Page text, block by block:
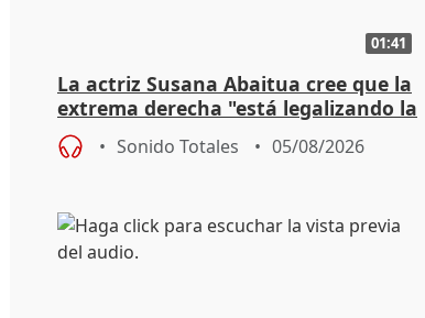
01:41
La actriz Susana Abaitua cree que la
extrema derecha "está legalizando la
homofobia"
Sonido Totales 05/08/2026